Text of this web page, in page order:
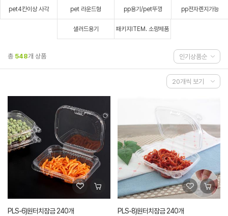
pet4칸이상 사각 pet 라운드형 pp용기/pet뚜껑 pp전자렌지가능
샐러드용기 패키지ITEM. 소량제품
총 548개 상품
PLS-6)원터치잠금 240개 PLS-8)원터치잠금 240개